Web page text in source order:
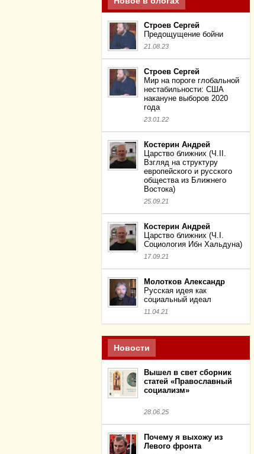
Строев Сергей
Предощущение бойни
21.08.23
Строев Сергей
Мир на пороге глобальной
нестабильности: США
накануне выборов 2020
года
23.01.22
Костерин Андрей
Царство ближних (Ч.II.
Взгляд на структуру
европейского и русского
общества из Ближнего
Востока)
25.09.21
Костерин Андрей
Царство ближних (Ч.I.
Социология Ибн Хальдуна)
17.09.21
Молотков Александр
Русская идея как
социальный идеал
11.04.21
Новости
Вышел в свет сборник
статей «Православный
социализм»
28.06.25
Почему я выхожу из
Левого фронта